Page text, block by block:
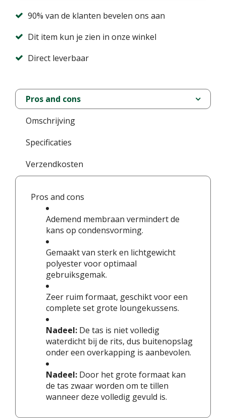
90% van de klanten bevelen ons aan
Dit item kun je zien in onze winkel
Direct leverbaar
Pros and cons
Omschrijving
Specificaties
Verzendkosten
Pros and cons
Ademend membraan vermindert de
kans op condensvorming.
Gemaakt van sterk en lichtgewicht
polyester voor optimaal
gebruiksgemak.
Zeer ruim formaat, geschikt voor een
complete set grote loungekussens.
Nadeel: De tas is niet volledig
waterdicht bij de rits, dus buitenopslag
onder een overkapping is aanbevolen.
Nadeel: Door het grote formaat kan
de tas zwaar worden om te tillen
wanneer deze volledig gevuld is.